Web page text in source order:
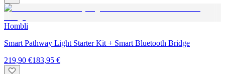
Hombli
Smart Pathway Light Starter Kit + Smart Bluetooth Bridge
219,90 €183,95 €